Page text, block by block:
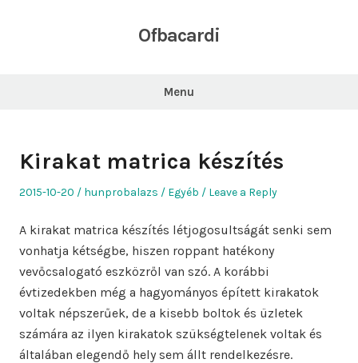
Ofbacardi
Menu
Kirakat matrica készítés
Posted
2015-10-20 Author
hunprobalazs
Posted
Egyéb Leave a Reply
A kirakat matrica készítés létjogosultságát senki sem
vonhatja kétségbe, hiszen roppant hatékony
vevőcsalogató eszközről van szó. A korábbi
évtizedekben még a hagyományos épített kirakatok
voltak népszerűek, de a kisebb boltok és üzletek
számára az ilyen kirakatok szükségtelenek voltak és
általában elegendő hely sem állt rendelkezésre.